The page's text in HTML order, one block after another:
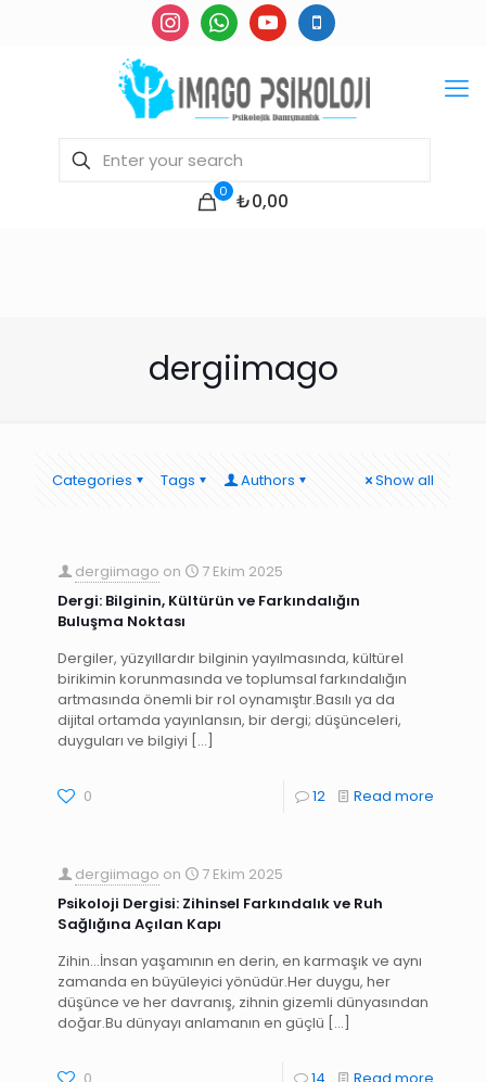
instagramwhatsappyoutubemobile
0 ₺0,00
dergiimago
Categories Tags Authors Show all
dergiimago on
7 Ekim 2025
Dergi: Bilginin, Kültürün ve Farkındalığın
Buluşma Noktası
Dergiler, yüzyıllardır bilginin yayılmasında, kültürel
birikimin korunmasında ve toplumsal farkındalığın
artmasında önemli bir rol oynamıştır.Basılı ya da
dijital ortamda yayınlansın, bir dergi; düşünceleri,
duyguları ve bilgiyi […]
0 12 Read more
dergiimago on
7 Ekim 2025
Psikoloji Dergisi: Zihinsel Farkındalık ve Ruh
Sağlığına Açılan Kapı
Zihin…İnsan yaşamının en derin, en karmaşık ve aynı
zamanda en büyüleyici yönüdür.Her duygu, her
düşünce ve her davranış, zihnin gizemli dünyasından
doğar.Bu dünyayı anlamanın en güçlü […]